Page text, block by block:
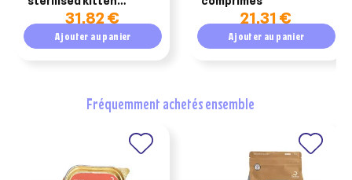
optisart saumon 3kg
31,82 €
Ajouter au panier
21,31 €
Ajouter au panier
fréquemment achetés ensemble